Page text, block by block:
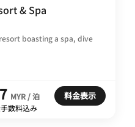
& Spa
boasting a spa, dive
MYR / 泊
数料込み
料金表示